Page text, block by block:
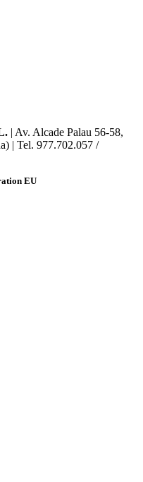
| Av. Alcade Palau 56-58,
| Tel. 977.702.057 /
EU